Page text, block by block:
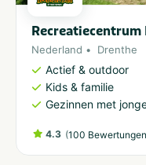
Nederland Drenthe
Actief & outdoor
Kids & familie
Gezinnen met
4.3 (100 Bewertungen